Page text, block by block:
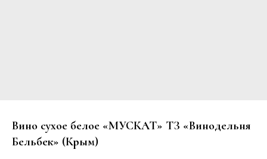
Вино сухое белое «МУСКАТ» ТЗ «Винодельня
Бельбек» (Крым)